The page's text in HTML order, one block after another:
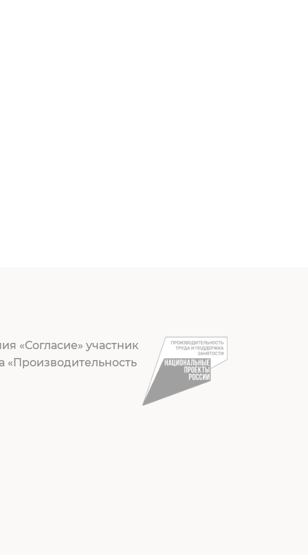
«Согласие» участник
«Производительность